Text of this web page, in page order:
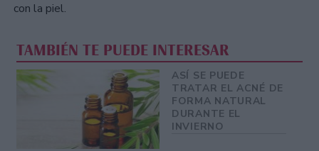
con la piel.
TAMBIÉN TE PUEDE INTERESAR
ASÍ SE PUEDE
TRATAR EL ACNÉ DE
FORMA NATURAL
DURANTE EL
INVIERNO